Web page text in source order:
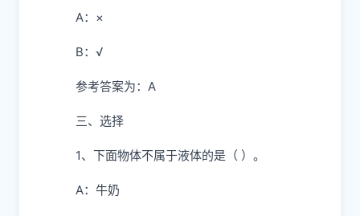
A：×
B：√
参考答案为：A
三、选择
1、下面物体不属于液体的是（ ）。
A：牛奶